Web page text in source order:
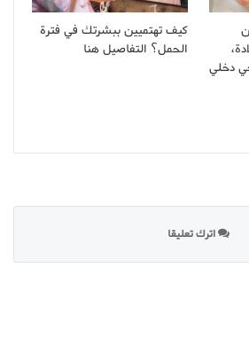
دخلي
كيف تهتميين ببشرتك في فترة
الحمل؟ التفاصيل هنا
اترك تعليقا